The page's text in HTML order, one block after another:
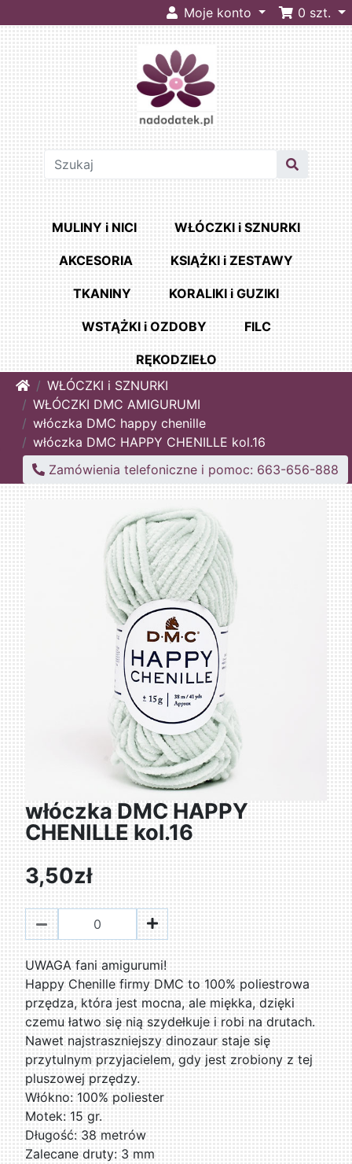
Moje konto 0 szt.
MULINY i NICI WŁÓCZKI i SZNURKI
AKCESORIA KSIĄŻKI i ZESTAWY
TKANINY KORALIKI i GUZIKI
WSTĄŻKI i OZDOBY FILC
RĘKODZIEŁO
HomeWŁÓCZKI i SZNURKI
WŁÓCZKI DMC AMIGURUMI
włóczka DMC happy chenille
włóczka DMC HAPPY CHENILLE kol.16
Zamówienia telefoniczne i pomoc: 663-656-888
włóczka DMC HAPPY
CHENILLE kol.16
3,50zł
UWAGA fani amigurumi!
Happy Chenille firmy DMC to 100% poliestrowa
przędza, która jest mocna, ale miękka, dzięki
czemu łatwo się nią szydełkuje i robi na drutach.
Nawet najstraszniejszy dinozaur staje się
przytulnym przyjacielem, gdy jest zrobiony z tej
pluszowej przędzy.
Włókno: 100% poliester
Motek: 15 gr.
Długość: 38 metrów
Zalecane druty: 3 mm